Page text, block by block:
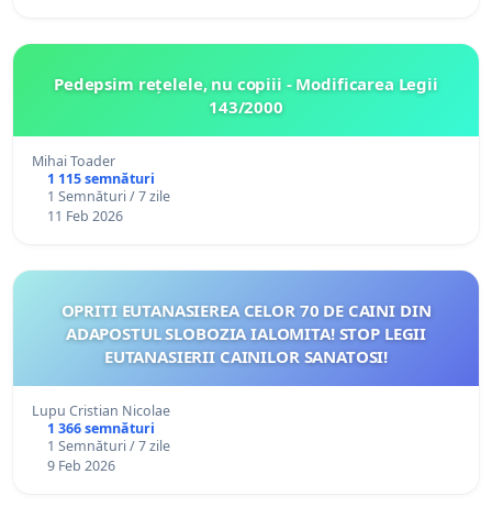
Pedepsim rețelele, nu copiii - Modificarea Legii
143/2000
Mihai Toader
1 115 semnături
1 Semnături / 7 zile
11 Feb 2026
OPRITI EUTANASIEREA CELOR 70 DE CAINI DIN
ADAPOSTUL SLOBOZIA IALOMITA! STOP LEGII
EUTANASIERII CAINILOR SANATOSI!
Lupu Cristian Nicolae
1 366 semnături
1 Semnături / 7 zile
9 Feb 2026